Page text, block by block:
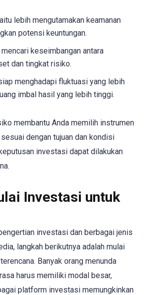
lebih mengutamakan keamanan
potensi keuntungan.
mencari keseimbangan antara
dan tingkat risiko.
menghadapi fluktuasi yang lebih
imbal hasil yang lebih tinggi.
membantu Anda memilih instrumen
dengan tujuan dan kondisi
investasi dapat dilakukan
Investasi untuk
investasi dan berbagai jenis
langkah berikutnya adalah mulai
Banyak orang menunda
harus memiliki modal besar,
platform investasi memungkinkan